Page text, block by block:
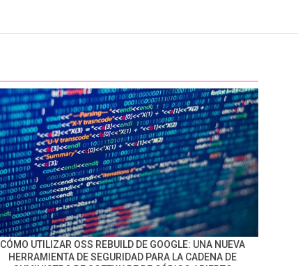
CÓMO UTILIZAR OSS REBUILD DE GOOGLE: UNA NUEVA
HERRAMIENTA DE SEGURIDAD PARA LA CADENA DE